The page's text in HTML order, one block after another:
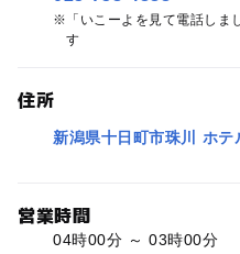
「いこーよを見て電話し
す
住所
新潟県十日町市珠川 ホテ
営業時間
04時00分 ～ 03時00分